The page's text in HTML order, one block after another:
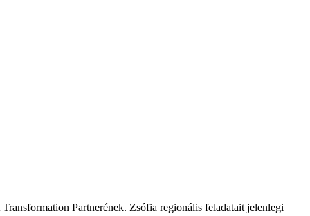
Partnerének. Zsófia regionális feladatait jelenlegi